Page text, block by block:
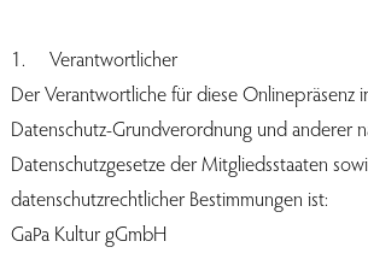
1. Verantwortlicher
Der Verantwortliche für diese Onlinepräsenz
Datenschutz-Grundverordnung und anderer
Datenschutzgesetze der Mitgliedsstaaten
datenschutzrechtlicher Bestimmungen ist:
GaPa Kultur gGmbH